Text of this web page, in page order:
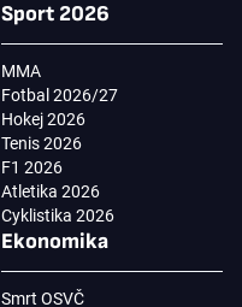
Sport 2026
MMA
Fotbal 2026/27
Hokej 2026
Tenis 2026
F1 2026
Atletika 2026
Cyklistika 2026
Ekonomika
Smrt OSVČ